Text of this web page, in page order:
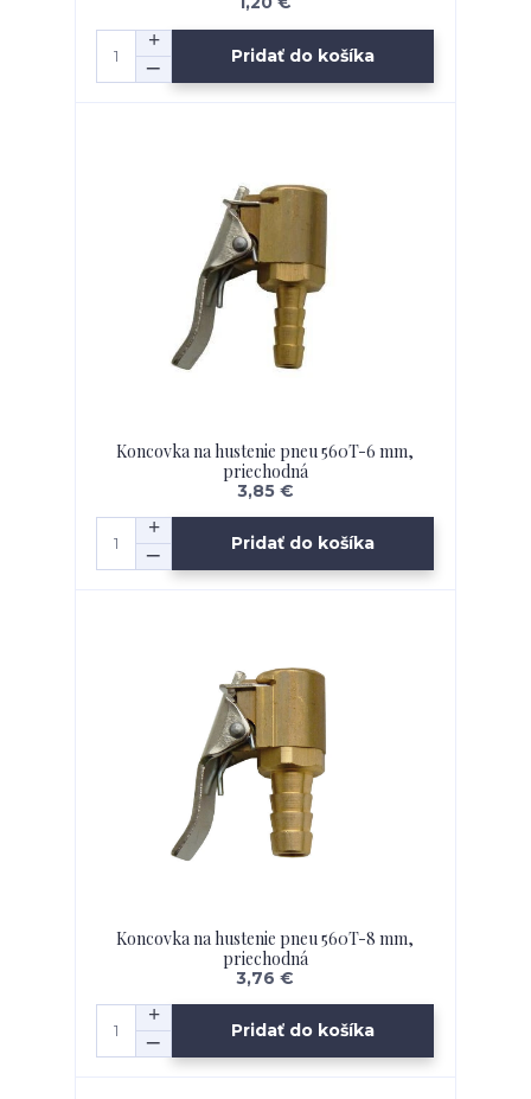
Pridať do košíka
Koncovka na hustenie pneu 560T-6 mm,
priechodná
3,85 €
Pridať do košíka
Koncovka na hustenie pneu 560T-8 mm,
priechodná
3,76 €
Pridať do košíka